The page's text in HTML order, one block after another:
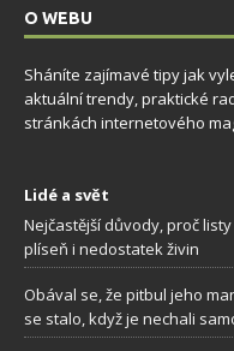
O WEBU
Sháníte zajímavé tipy jak
aktuální trendy, praktické
stránkách internetového
Lidé a svět
Nejčastější důvody, proč
plíseň i nedostatek živin
Obával se, že pitbul jeho
se stalo, když je nechali